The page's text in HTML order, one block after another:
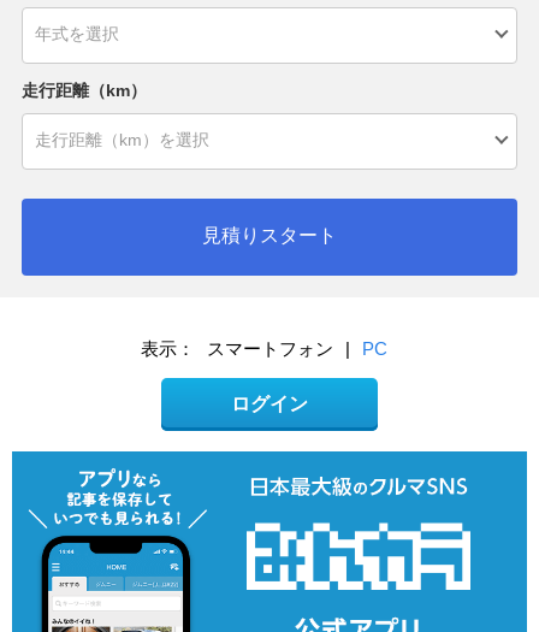
走行距離（km）
見積りスタート
表示： スマートフォン | PC
ログイン